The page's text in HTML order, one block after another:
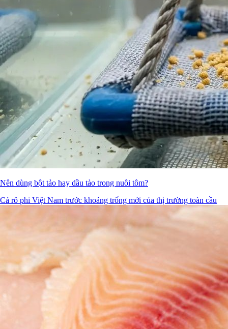
Nên dùng bột tảo hay dầu tảo trong nuôi tôm?
Cá rô phi Việt Nam trước khoảng trống mới của thị trường toàn cầu